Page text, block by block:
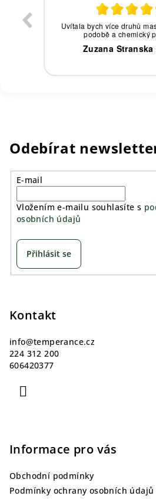
Uvítala bych více druhů
podobě a chemický
Zuzana Stranska
Odebírat
E-mail
Vložením e-mailu souhlasíte s
osobních údajů
Přihlásit se
Kontakt
info@temperance.cz
224 312 200
606420377
Informace pro vás
Obchodní podmínky
Podmínky ochrany osobních údajů